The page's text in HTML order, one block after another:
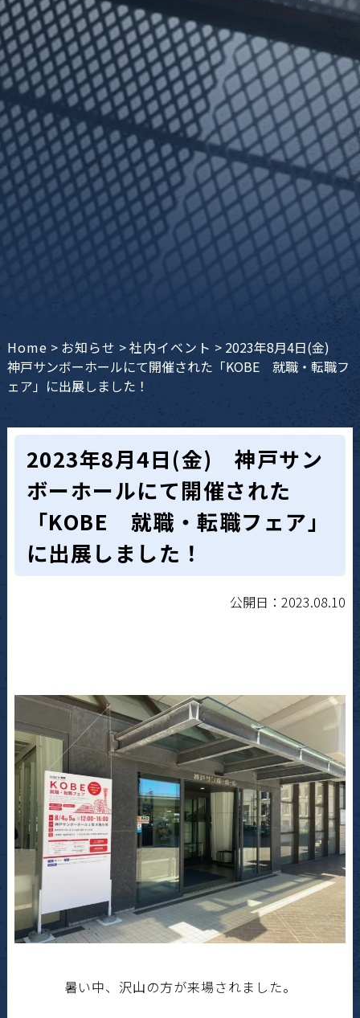
Home > お知らせ >社内イベント > 2023年8月4日(金)
神戸サンボーホールにて開催された「KOBE 就職・転職フ
ェア」に出展しました！
2023年8月4日(金) 神戸サン
ボーホールにて開催された
「KOBE 就職・転職フェア」
に出展しました！
公開日：2023.08.10
暑い中、沢山の方が来場されました。